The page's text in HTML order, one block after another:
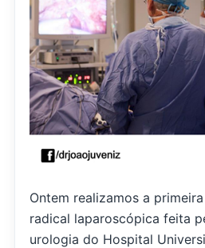
Ontem realizamos a
radical laparoscópica feita
urologia do Hospital